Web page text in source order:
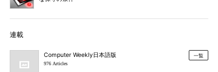
連載
Computer Weekly日本語版
976 Articles
一覧